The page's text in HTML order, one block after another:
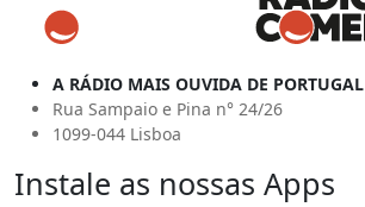
A RÁDIO MAIS OUVIDA DE PORTUGAL
Rua Sampaio e Pina n° 24/26
1099-044 Lisboa
Instale as nossas Apps